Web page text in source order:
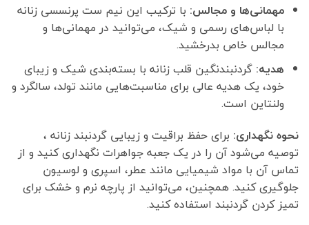
مهمانی‌ها و مجالس:با ترکیب این نیم ست پرنسسی زنانه
با لباس‌های رسمی و شیک، می‌توانید در مهمانی‌ها و
مجالس خاص بدرخشید.
هدیه:گردنبندنگین قلب زنانه با بسته‌بندی شیک و زیبای
خود، یک هدیه عالی برای مناسبت‌هایی مانند تولد، سالگرد و
ولنتاین است.
نحوه نگهداری:برای حفظ براقیت و زیبایی گردنبند زنانه ،
توصیه می‌شود آن را در یک جعبه جواهرات نگهداری کنید و از
تماس آن با مواد شیمیایی مانند عطر، اسپری و لوسیون
جلوگیری کنید. همچنین، می‌توانید از پارچه نرم و خشک برای
تمیز کردن گردنبند استفاده کنید.